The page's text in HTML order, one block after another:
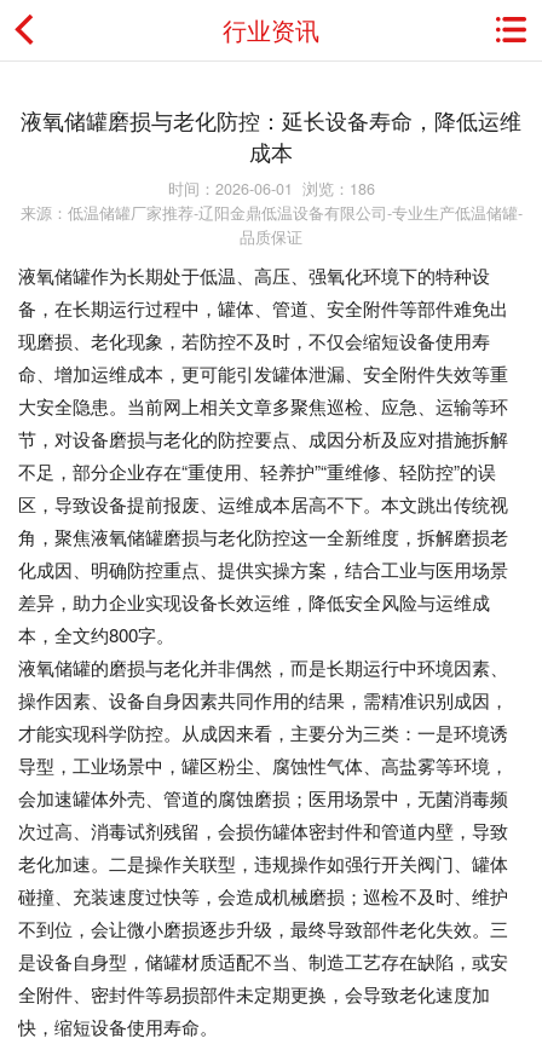
行业资讯
关于金鼎
资讯动态
产品展示
典型应用
工程案例
用户服务
联系我们
液氧储罐磨损与老化防控：延长设备寿命，降低运维
成本
时间：2026-06-01 浏览：186
来源：低温储罐厂家推荐-辽阳金鼎低温设备有限公司-专业生产低温储罐-
品质保证
液氧储罐作为长期处于低温、高压、强氧化环境下的特种设
备，在长期运行过程中，罐体、管道、安全附件等部件难免出
现磨损、老化现象，若防控不及时，不仅会缩短设备使用寿
命、增加运维成本，更可能引发罐体泄漏、安全附件失效等重
大安全隐患。当前网上相关文章多聚焦巡检、应急、运输等环
节，对设备磨损与老化的防控要点、成因分析及应对措施拆解
不足，部分企业存在“重使用、轻养护”“重维修、轻防控”的误
区，导致设备提前报废、运维成本居高不下。本文跳出传统视
角，聚焦液氧储罐磨损与老化防控这一全新维度，拆解磨损老
化成因、明确防控重点、提供实操方案，结合工业与医用场景
差异，助力企业实现设备长效运维，降低安全风险与运维成
本，全文约800字。
液氧储罐的磨损与老化并非偶然，而是长期运行中环境因素、
操作因素、设备自身因素共同作用的结果，需精准识别成因，
才能实现科学防控。从成因来看，主要分为三类：一是环境诱
导型，工业场景中，罐区粉尘、腐蚀性气体、高盐雾等环境，
会加速罐体外壳、管道的腐蚀磨损；医用场景中，无菌消毒频
次过高、消毒试剂残留，会损伤罐体密封件和管道内壁，导致
老化加速。二是操作关联型，违规操作如强行开关阀门、罐体
碰撞、充装速度过快等，会造成机械磨损；巡检不及时、维护
不到位，会让微小磨损逐步升级，最终导致部件老化失效。三
是设备自身型，储罐材质适配不当、制造工艺存在缺陷，或安
全附件、密封件等易损部件未定期更换，会导致老化速度加
快，缩短设备使用寿命。